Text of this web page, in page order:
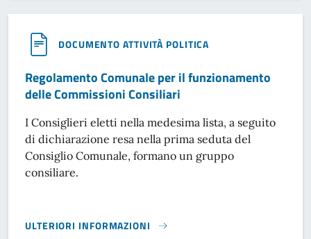
DOCUMENTO ATTIVITÀ POLITICA
Regolamento Comunale per il funzionamento
delle Commissioni Consiliari
I Consiglieri eletti nella medesima lista, a seguito
di dichiarazione resa nella prima seduta del
Consiglio Comunale, formano un gruppo
consiliare.
ULTERIORI INFORMAZIONI
REGOLAMENTO COMUNALE PER IL FUNZIONAMENTO